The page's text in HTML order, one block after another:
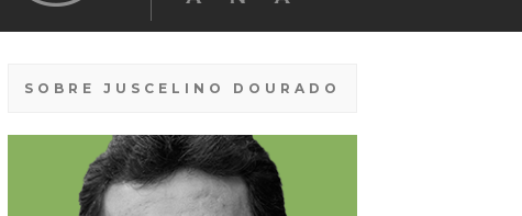
SOBRE JUSCELINO DOURADO